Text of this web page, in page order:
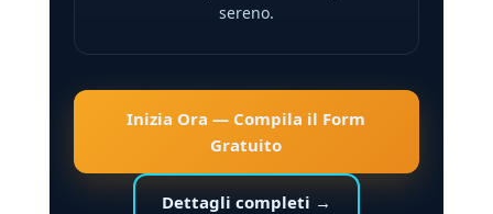
sereno.
Inizia Ora — Compila il Form
Gratuito
Dettagli completi →